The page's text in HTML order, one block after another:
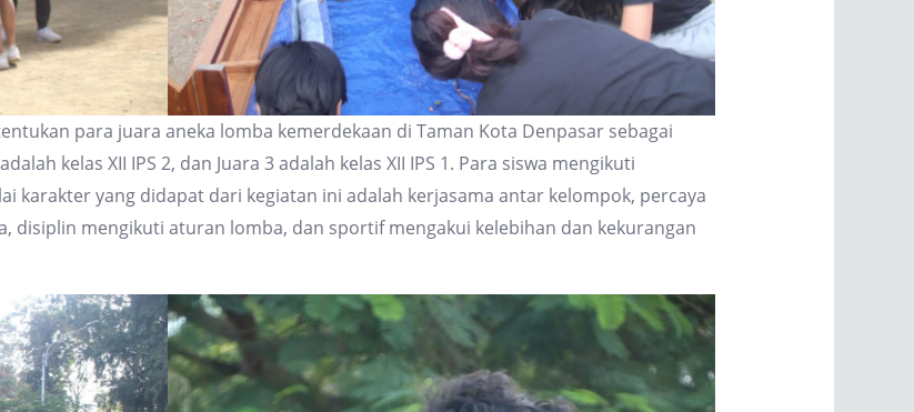
para juara aneka lomba kemerdekaan di Taman Kota Denpasar sebagai
kelas XII IPS 2, dan Juara 3 adalah kelas XII IPS 1. Para siswa mengikuti
karakter yang didapat dari kegiatan ini adalah kerjasama antar kelompok, percaya
disiplin mengikuti aturan lomba, dan sportif mengakui kelebihan dan kekurangan